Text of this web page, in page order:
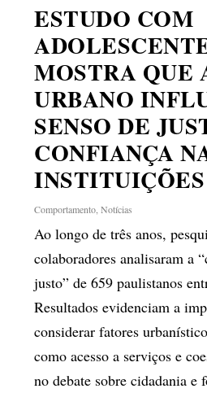
ESTUDO COM
MOSTRA QUE
URBANO
SENSO DE
CONFIANÇA
INSTITUIÇÕES
Comportamento ,Notícias
Ao longo de três anos,
colaboradores analisaram a
justo” de 659 paulistanos
Resultados evidenciam a
considerar fatores
como acesso a serviços e
no debate sobre cidadania e